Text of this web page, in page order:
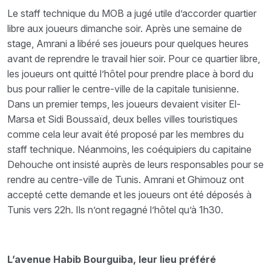
Le staff technique du MOB a jugé utile d’accorder quartier
libre aux joueurs dimanche soir. Après une semaine de
stage, Amrani a libéré ses joueurs pour quelques heures
avant de reprendre le travail hier soir. Pour ce quartier libre,
les joueurs ont quitté l’hôtel pour prendre place à bord du
bus pour rallier le centre-ville de la capitale tunisienne.
Dans un premier temps, les joueurs devaient visiter El-
Marsa et Sidi Boussaïd, deux belles villes touristiques
comme cela leur avait été proposé par les membres du
staff technique. Néanmoins, les coéquipiers du capitaine
Dehouche ont insisté auprès de leurs responsables pour se
rendre au centre-ville de Tunis. Amrani et Ghimouz ont
accepté cette demande et les joueurs ont été déposés à
Tunis vers 22h. Ils n’ont regagné l’hôtel qu’à 1h30.
L’avenue Habib Bourguiba, leur lieu préféré